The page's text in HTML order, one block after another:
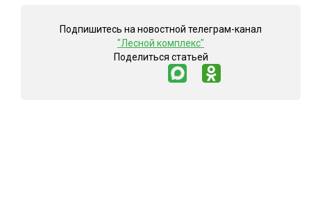
Подпишитесь на новостной телеграм-канал
"Лесной комплекс"
Поделиться статьей